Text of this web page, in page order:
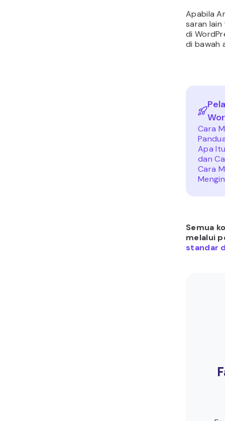
Apabila
saran
di
di bawah
Cara
Apa
dan
Cara
Semua
melalui
standar